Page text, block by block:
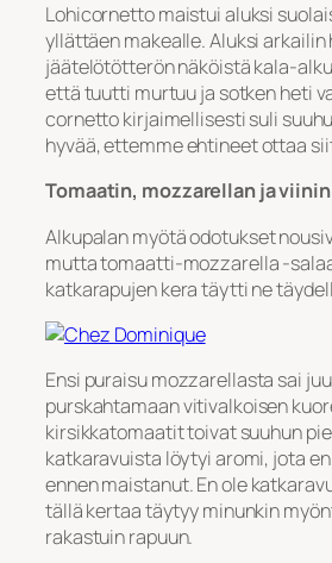
Lohicornetto maistui aluksi
yllättäen makealle. Aluksi arkailin
jäätelötötterön näköistä kala-
että tuutti murtuu ja sotken heti
cornetto kirjaimellisesti suli
hyvää, ettemme ehtineet ottaa
Tomaatin, mozzarellan ja
Alkupalan myötä odotukset
mutta tomaatti-mozzarella -
katkarapujen kera täytti ne
Ensi puraisu mozzarellasta sai
purskahtamaan vitivalkoisen
kirsikkatomaatit toivat suuhun
katkaravuista löytyi aromi, jota
ennen maistanut. En ole
tällä kertaa täytyy minunkin
rakastuin rapuun.